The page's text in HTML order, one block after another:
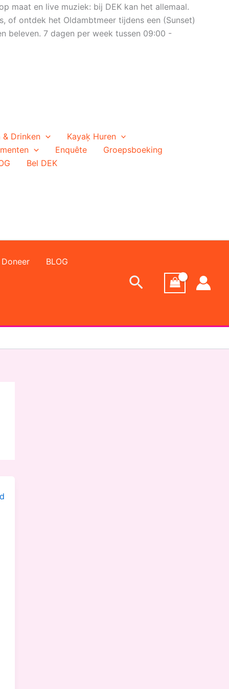
maat en live muziek: bij DEK kan het allemaal.
of ontdek het Oldambtmeer tijdens een (Sunset)
beleven. 7 dagen per week tussen 09:00 -
& Drinken
Kayaķ Huren
Enquête
Groepsboeking
Bel DEK
Doneer BLOG
Zoeken